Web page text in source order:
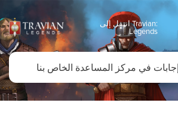
انتقل إلى Travian:
Legends